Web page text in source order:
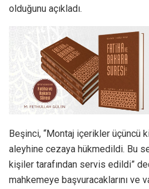
olduğunu açıkladı.
Beşinci, “Montaj içerikler üçüncü
aleyhine cezaya hükmedildi. Bu
kişiler tarafından servis edildi”
mahkemeye başvuracaklarını ve